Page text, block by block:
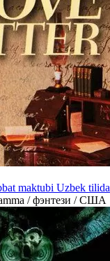
maktubi Uzbek tilida
/ фэнтези / США